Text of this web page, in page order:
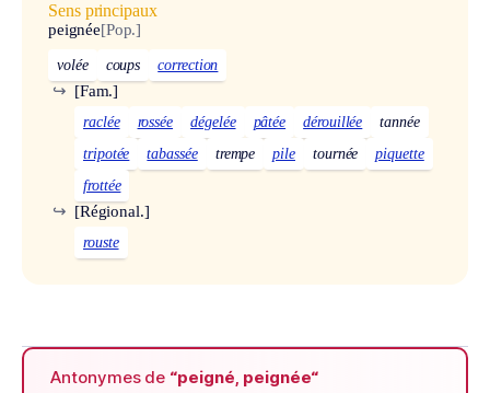
Sens principaux
peignée[Pop.]
volée coups correction
[Fam.]
↪
raclée rossée dégelée pâtée dérouillée
tannée
tripotée
tabassée trempe pile tournée
piquette
frottée
[Régional.]
↪
rouste
Antonymes de “peigné, peignée“